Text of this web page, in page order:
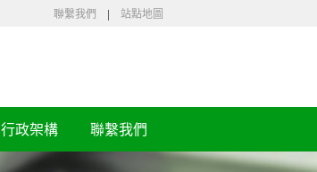
聯繫我們 | 站點地圖
行政架構 聯繫我們